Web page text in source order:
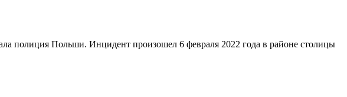
полиция Польши. Инцидент произошел 6 февраля 2022 года в районе столицы